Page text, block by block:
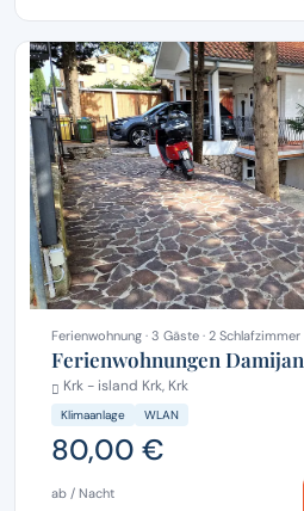
Ferienwohnung · 3 Gäste · 2 Schlafzimmer
Ferienwohnungen Damijan
Krk - island Krk, Krk
Klimaanlage WLAN
80,00 €
ab / Nacht